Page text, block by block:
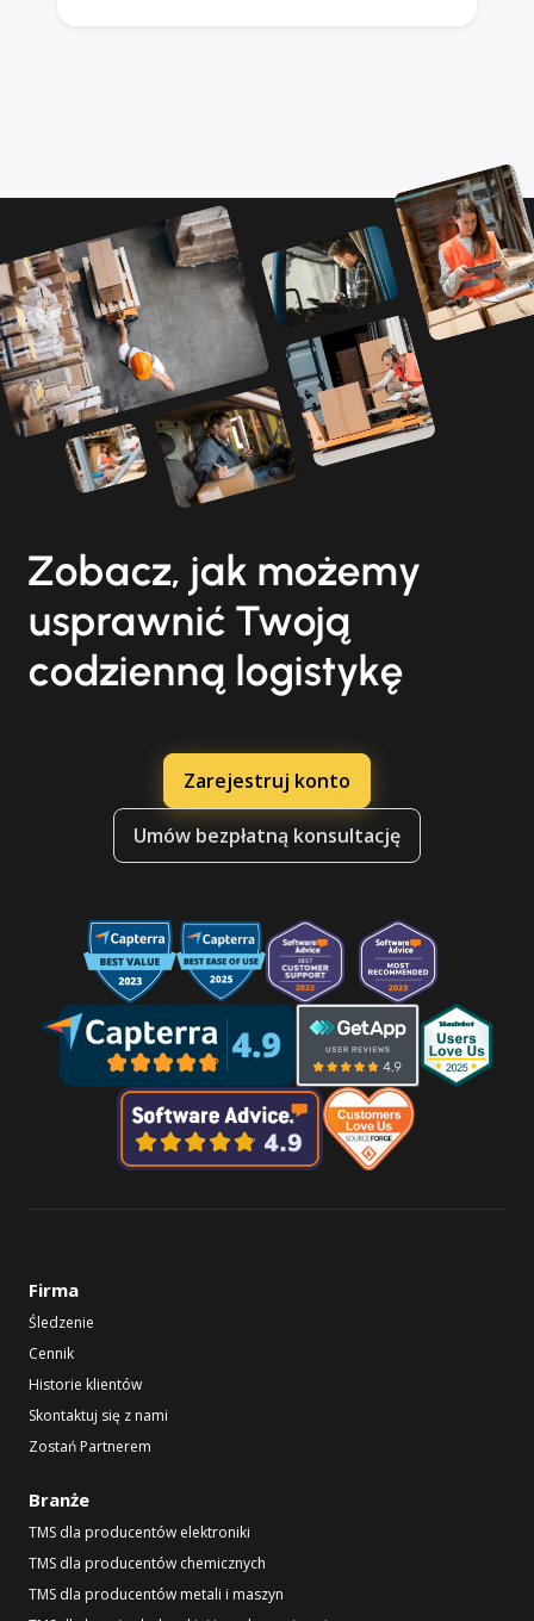
Zobacz, jak możemy
usprawnić Twoją
codzienną logistykę
Zarejestruj konto
Umów bezpłatną konsultację
Firma
Śledzenie
Cennik
Historie klientów
Skontaktuj się z nami
Zostań Partnerem
Branże
TMS dla producentów elektroniki
TMS dla producentów chemicznych
TMS dla producentów metali i maszyn